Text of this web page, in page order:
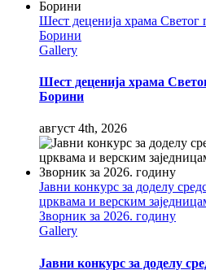
Шест деценија храма Светог
Борини
Gallery
Шест деценија храма
Борини
август 4th, 2026
Јавни конкурс за доделу
црквама и верским
Зворник за 2026. годину
Gallery
Јавни конкурс за доделу